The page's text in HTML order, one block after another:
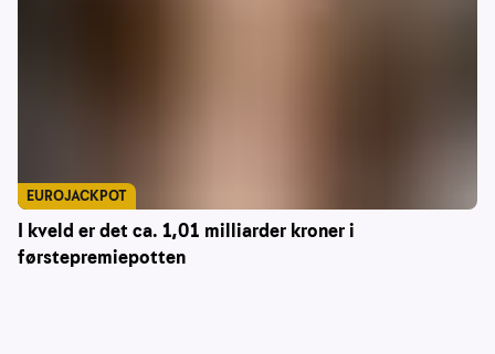
I kveld er det ca. 1,01 milliarder kroner i
førstepremiepotten
EUROJACKPOT